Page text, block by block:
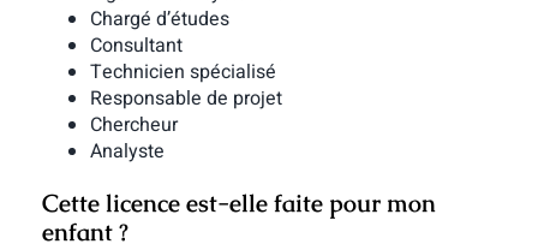
Chargé d’études
Consultant
Technicien spécialisé
Responsable de projet
Chercheur
Analyste
Cette licence est-elle faite pour mon
enfant ?